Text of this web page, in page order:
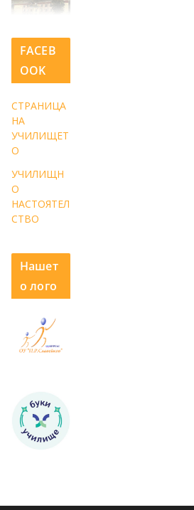
FACEB
OOK
СТРАНИЦА
НА
УЧИЛИЩЕТ
О
УЧИЛИЩН
О
НАСТОЯТЕЛ
СТВО
Нашет
о лого